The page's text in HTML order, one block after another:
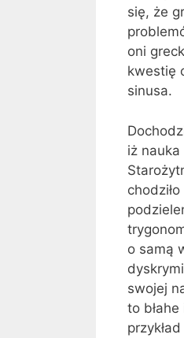
się, że
oni
kwestię
sinusa.
iż
o samą
swojej
to